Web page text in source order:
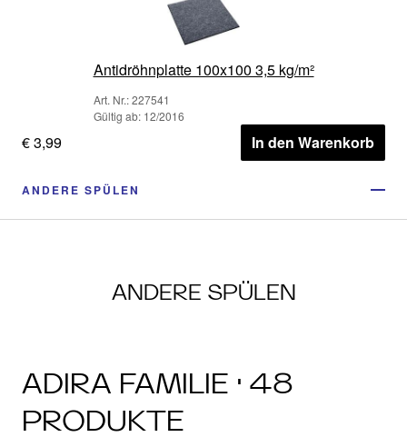
Antidröhnplatte 100x100 3,5 kg/m²
Art. Nr.: 227541
Gültig ab: 12/2016
€ 3,99 In den Warenkorb
ANDERE SPÜLEN
ANDERE SPÜLEN
ADIRA FAMILIE · 48
PRODUKTE